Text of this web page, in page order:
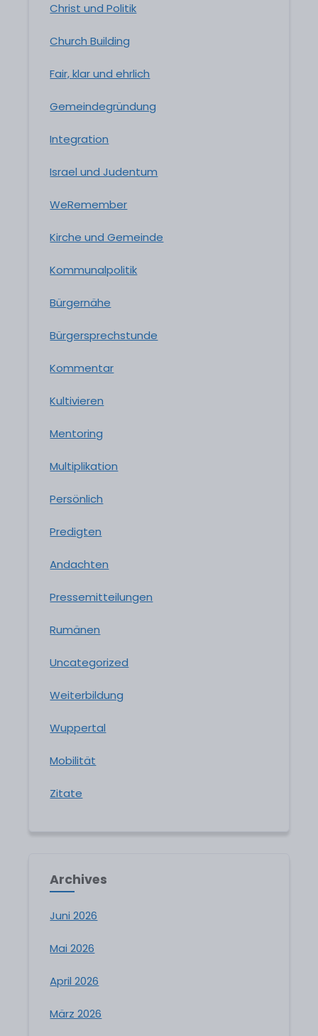
Christ und Politik
Church Building
Fair, klar und ehrlich
Gemeindegründung
Integration
Israel und Judentum
WeRemember
Kirche und Gemeinde
Kommunalpolitik
Bürgernähe
Bürgersprechstunde
Kommentar
Kultivieren
Mentoring
Multiplikation
Persönlich
Predigten
Andachten
Pressemitteilungen
Rumänen
Uncategorized
Weiterbildung
Wuppertal
Mobilität
Zitate
Archives
Juni 2026
Mai 2026
April 2026
März 2026